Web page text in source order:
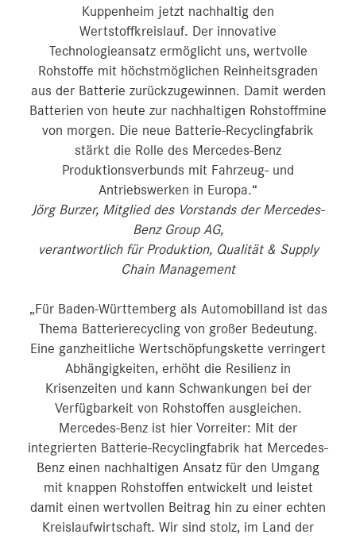
Kuppenheim jetzt nachhaltig den
Wertstoffkreislauf. Der innovative
Technologieansatz ermöglicht uns, wertvolle
Rohstoffe mit höchstmöglichen Reinheitsgraden
aus der Batterie zurückzugewinnen. Damit werden
Batterien von heute zur nachhaltigen Rohstoffmine
von morgen. Die neue Batterie-Recyclingfabrik
stärkt die Rolle des Mercedes-Benz
Produktionsverbunds mit Fahrzeug- und
Antriebswerken in Europa.“
Jörg Burzer, Mitglied des Vorstands der Mercedes-
Benz Group AG,
verantwortlich für Produktion, Qualität & Supply
Chain Management
„Für Baden-Württemberg als Automobilland ist das
Thema Batterierecycling von großer Bedeutung.
Eine ganzheitliche Wertschöpfungskette verringert
Abhängigkeiten, erhöht die Resilienz in
Krisenzeiten und kann Schwankungen bei der
Verfügbarkeit von Rohstoffen ausgleichen.
Mercedes-Benz ist hier Vorreiter: Mit der
integrierten Batterie-Recyclingfabrik hat Mercedes-
Benz einen nachhaltigen Ansatz für den Umgang
mit knappen Rohstoffen entwickelt und leistet
damit einen wertvollen Beitrag hin zu einer echten
Kreislaufwirtschaft. Wir sind stolz, im Land der